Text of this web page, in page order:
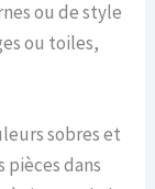
ou de style
ou toiles,
sobres et
pièces dans